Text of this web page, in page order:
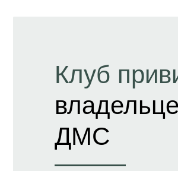
Клуб
ДМС